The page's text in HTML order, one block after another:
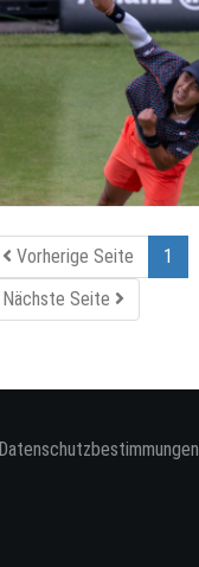
Vorherige Seite
1
Nächste Seite
Datenschutzbestimmungen